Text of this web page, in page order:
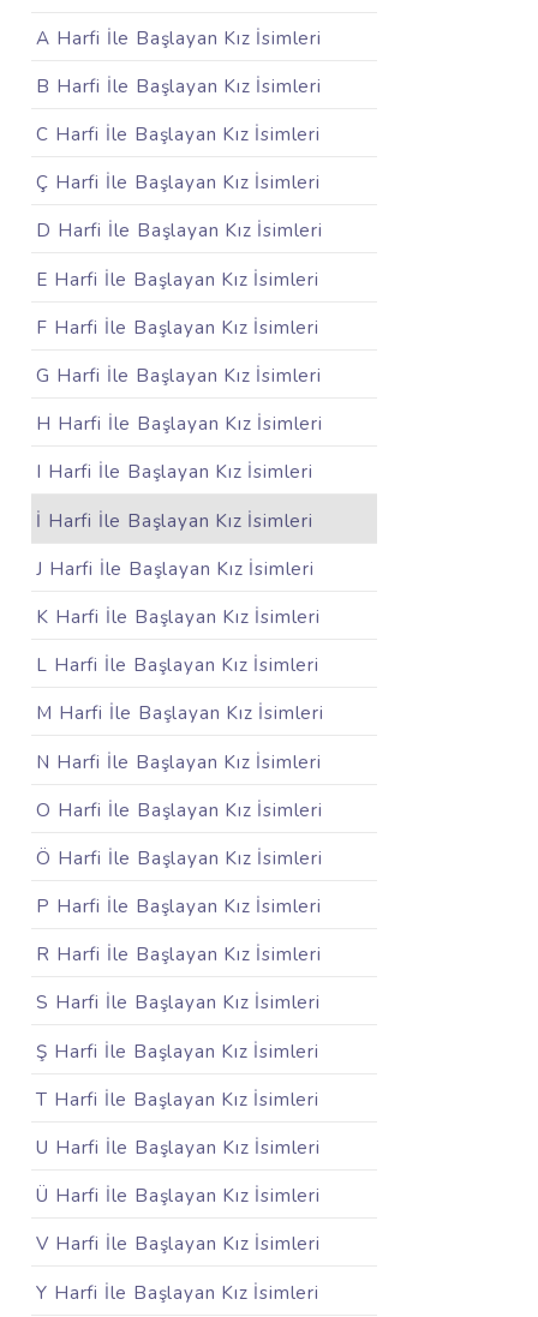
A Harfi İle Başlayan Kız İsimleri
B Harfi İle Başlayan Kız İsimleri
C Harfi İle Başlayan Kız İsimleri
Ç Harfi İle Başlayan Kız İsimleri
D Harfi İle Başlayan Kız İsimleri
E Harfi İle Başlayan Kız İsimleri
F Harfi İle Başlayan Kız İsimleri
G Harfi İle Başlayan Kız İsimleri
H Harfi İle Başlayan Kız İsimleri
I Harfi İle Başlayan Kız İsimleri
İ Harfi İle Başlayan Kız İsimleri
J Harfi İle Başlayan Kız İsimleri
K Harfi İle Başlayan Kız İsimleri
L Harfi İle Başlayan Kız İsimleri
M Harfi İle Başlayan Kız İsimleri
N Harfi İle Başlayan Kız İsimleri
O Harfi İle Başlayan Kız İsimleri
Ö Harfi İle Başlayan Kız İsimleri
P Harfi İle Başlayan Kız İsimleri
R Harfi İle Başlayan Kız İsimleri
S Harfi İle Başlayan Kız İsimleri
Ş Harfi İle Başlayan Kız İsimleri
T Harfi İle Başlayan Kız İsimleri
U Harfi İle Başlayan Kız İsimleri
Ü Harfi İle Başlayan Kız İsimleri
V Harfi İle Başlayan Kız İsimleri
Y Harfi İle Başlayan Kız İsimleri